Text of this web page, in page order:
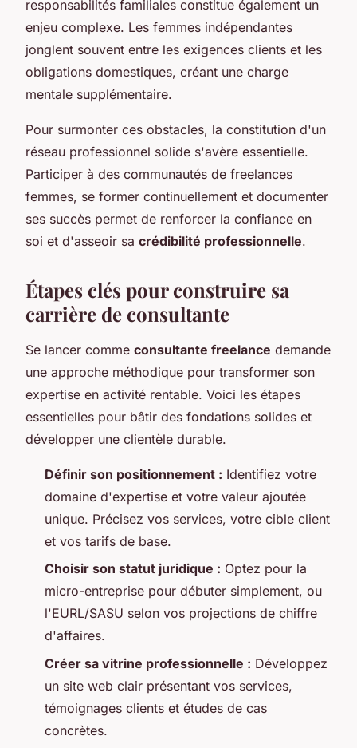
responsabilités familiales constitue également un
enjeu complexe. Les femmes indépendantes
jonglent souvent entre les exigences clients et les
obligations domestiques, créant une charge
mentale supplémentaire.
Pour surmonter ces obstacles, la constitution d'un
réseau professionnel solide s'avère essentielle.
Participer à des communautés de freelances
femmes, se former continuellement et documenter
ses succès permet de renforcer la confiance en
soi et d'asseoir sa crédibilité professionnelle.
Étapes clés pour construire sa
carrière de consultante
Se lancer comme consultante freelance demande
une approche méthodique pour transformer son
expertise en activité rentable. Voici les étapes
essentielles pour bâtir des fondations solides et
développer une clientèle durable.
Définir son positionnement : Identifiez votre
domaine d'expertise et votre valeur ajoutée
unique. Précisez vos services, votre cible client
et vos tarifs de base.
Choisir son statut juridique : Optez pour la
micro-entreprise pour débuter simplement, ou
l'EURL/SASU selon vos projections de chiffre
d'affaires.
Créer sa vitrine professionnelle : Développez
un site web clair présentant vos services,
témoignages clients et études de cas
concrètes.